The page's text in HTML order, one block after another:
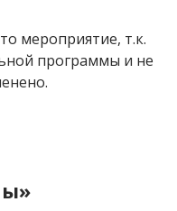
мероприятие, т.к.
программы и не